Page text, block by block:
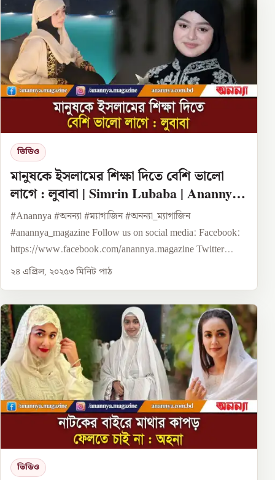
ভিডিও
মানুষকে ইসলামের শিক্ষা দিতে বেশি ভালো
লাগে : লুবাবা | Simrin Lubaba | Anannya
Digital
#Anannya #অনন্যা #ম্যাগাজিন #অনন্যা_ম্যাগাজিন
#anannya_magazine Follow us on social media: Facebook:
https://www.facebook.com/anannya.magazine Twitter...
২৪ এপ্রিল, ২০২৫৩ মিনিট পাঠ
ভিডিও